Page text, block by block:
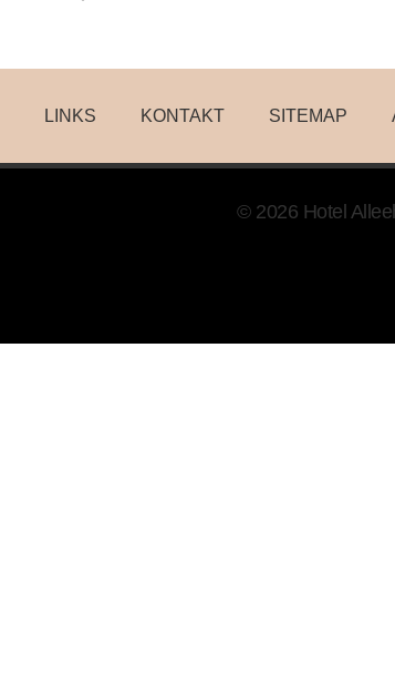
LINKS KONTAKT SITEMAP
© 2026 Hotel